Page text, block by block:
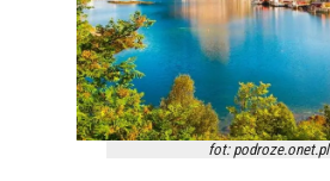
fot: podroze.onet.pl